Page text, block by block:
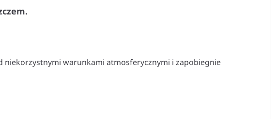
niekorzystnymi warunkami atmosferycznymi i zapobiegnie